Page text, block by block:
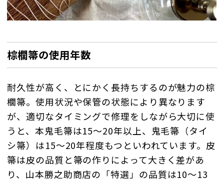
棕櫚箒の使用年数
耐久性が高く、とにかく長持ちするのが魅力の棕
櫚箒。使用状況や保管の状態により異なります
が、適切なタイミングで修理をしながら大切に使
うと、本鬼毛箒は15～20年以上、鬼毛箒（タイ
シ箒）は15～20年程度もつといわれています。皮
箒は皮の品質と箒の作りによって大きく差があ
り、山本勝之助商店の「特選」の品質は10～13